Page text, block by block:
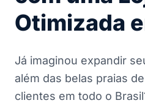
Otimizada
Já imaginou expandir
além das belas praias
clientes em todo o